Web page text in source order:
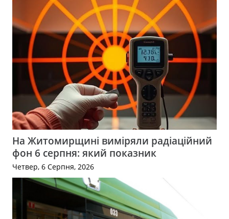
На Житомирщині виміряли радіаційний
фон 6 серпня: який показник
Четвер, 6 Серпня, 2026